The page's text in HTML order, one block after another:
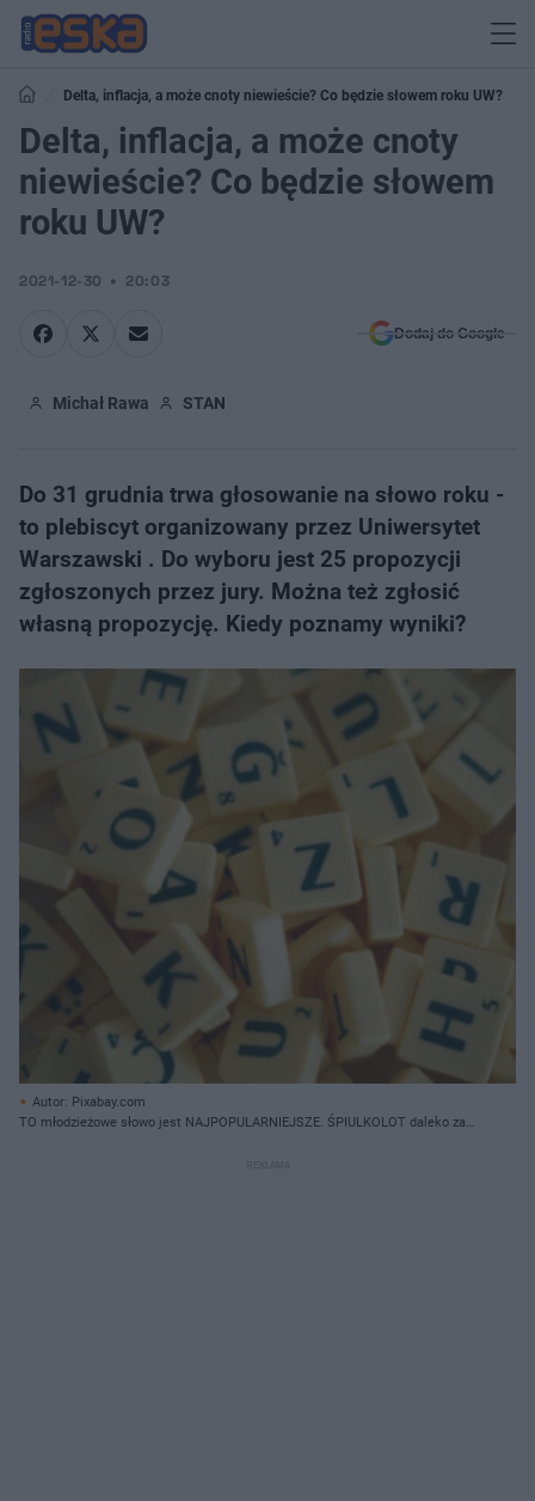
Delta, inflacja, a może cnoty niewieście? Co będzie słowem roku UW?
Delta, inflacja, a może cnoty
niewieście? Co będzie słowem
roku UW?
2021-12-30 20:03
Dodaj do Google
Michał Rawa STAN
Do 31 grudnia trwa głosowanie ​na słowo roku -
to plebiscyt organizowany przez Uniwersytet
Warszawski . Do wyboru jest 25 propozycji
zgłoszonych przez jury. Można też zgłosić
własną propozycję. Kiedy poznamy wyniki?
Autor: Pixabay.com
TO młodzieżowe słowo jest NAJPOPULARNIEJSZE. ŚPIULKOLOT daleko za